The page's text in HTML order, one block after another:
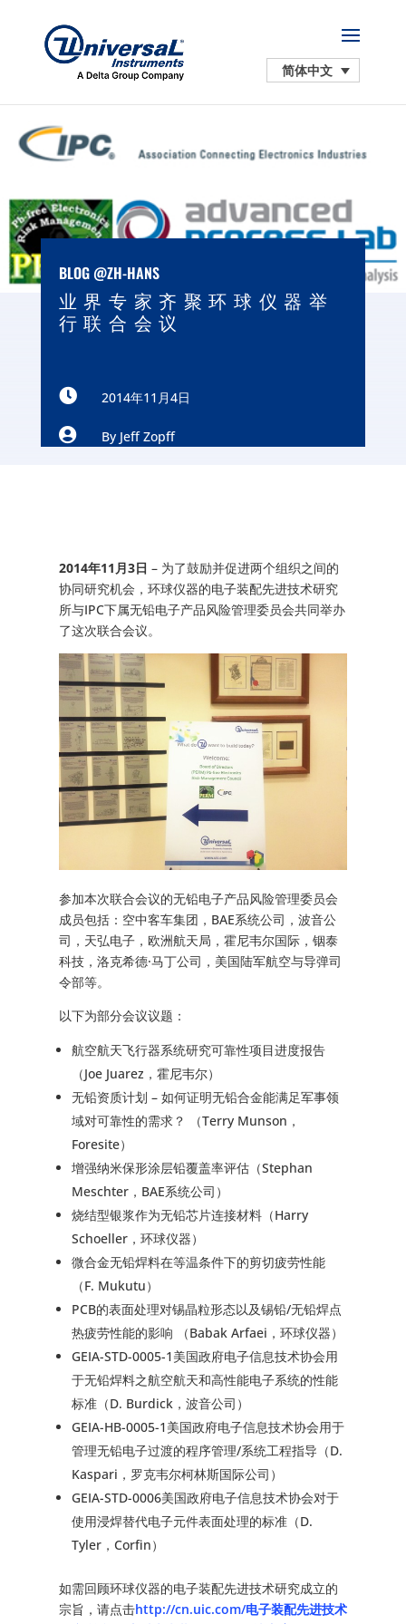
简体中文
BLOG @ZH-HANS
业界专家齐聚环球仪器举
行联合会议
 2014年11月4日
 By Jeff Zopff
2014年11月3日 – 为了鼓励并促进两个组织之间的
协同研究机会，环球仪器的电子装配先进技术研究
所与IPC下属无铅电子产品风险管理委员会共同举办
了这次联合会议。
参加本次联合会议的无铅电子产品风险管理委员会
成员包括：空中客车集团，BAE系统公司，波音公
司，天弘电子，欧洲航天局，霍尼韦尔国际，铟泰
科技，洛克希德·马丁公司，美国陆军航空与导弹司
令部等。
以下为部分会议议题：
航空航天飞行器系统研究可靠性项目进度报告
（Joe Juarez，霍尼韦尔）
无铅资质计划 – 如何证明无铅合金能满足军事领
域对可靠性的需求？ （Terry Munson，
Foresite）
增强纳米保形涂层铅覆盖率评估（Stephan
Meschter，BAE系统公司）
烧结型银浆作为无铅芯片连接材料（Harry
Schoeller，环球仪器）
微合金无铅焊料在等温条件下的剪切疲劳性能
（F. Mukutu）
PCB的表面处理对锡晶粒形态以及锡铅/无铅焊点
热疲劳性能的影响 （Babak Arfaei，环球仪器）
GEIA-STD-0005-1美国政府电子信息技术协会用
于无铅焊料之航空航天和高性能电子系统的性能
标准（D. Burdick，波音公司）
GEIA-HB-0005-1美国政府电子信息技术协会用于
管理无铅电子过渡的程序管理/系统工程指导（D.
Kaspari，罗克韦尔柯林斯国际公司）
GEIA-STD-0006美国政府电子信息技术协会对于
使用浸焊替代电子元件表面处理的标准（D.
Tyler，Corfin）
如需回顾环球仪器的电子装配先进技术研究成立的
宗旨，请点击http://cn.uic.com/电子装配先进技术